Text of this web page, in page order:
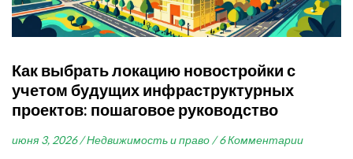
Как выбрать локацию новостройки с
учетом будущих инфраструктурных
проектов: пошаговое руководство
июня 3, 2026 / Недвижимость и право / 6 Комментарии